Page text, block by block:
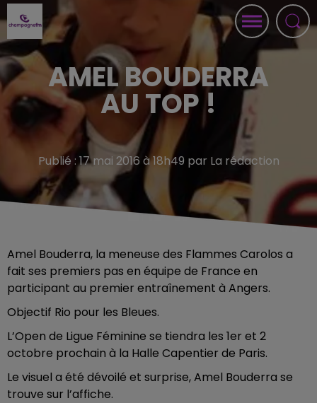
AMEL BOUDERRA
AU TOP !
Publié : 17 mai 2016 à 18h49 par La rédaction
Amel Bouderra, la meneuse des Flammes Carolos a
fait ses premiers pas en équipe de France en
participant au premier entraînement à Angers.
Objectif Rio pour les Bleues.
L’Open de Ligue Féminine se tiendra les 1er et 2
octobre prochain à la Halle Capentier de Paris.
Le visuel a été dévoilé et surprise, Amel Bouderra se
trouve sur l’affiche.